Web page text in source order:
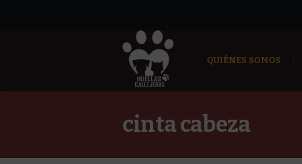
QUIÉNES SOMOS
cinta cabeza